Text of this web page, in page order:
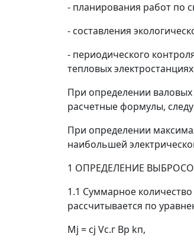
- планирования работ по
- составления
- периодического
тепловых
При определении
расчетные формулы,
При определении
наибольшей
1 ОПРЕДЕЛЕНИЕ
1.1 Суммарное количество
рассчитывается по
Mj = cj Vс.г Bp kп,